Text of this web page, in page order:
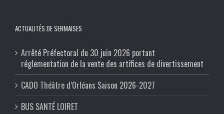
ACTUALITÉS DE SERMAISES
Arrêté Préfectoral du 30 juin 2026 portant
réglementation de la vente des artifices de divertissement
CADO Théâtre d’Orléans Saison 2026-2027
BUS SANTÉ LOIRET